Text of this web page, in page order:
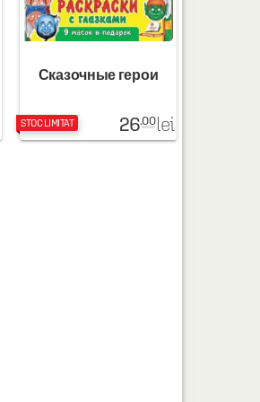
Сказочные герои
STOC LIMITAT 26.00 lei